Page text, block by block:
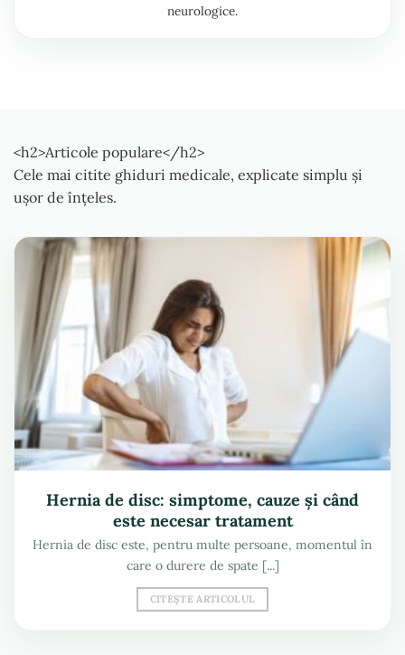
neurologice.
<h2>Articole populare</h2>
Cele mai citite ghiduri medicale, explicate simplu și
ușor de înțeles.
Hernia de disc: simptome, cauze și când
este necesar tratament
Hernia de disc este, pentru multe persoane, momentul în
care o durere de spate [...]
CITEȘTE ARTICOLUL